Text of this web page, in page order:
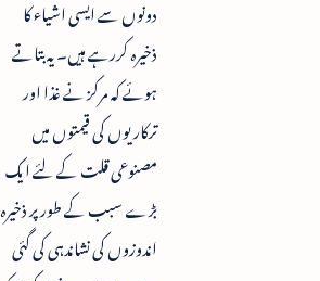
دونوں سے ایسی اشیاء کا
ذخیرہ کررہے ہیں۔ یہ بتاتے
ہوئے کہ مرکز نے غذا اور
ترکاریوں کی قیمتوں میں
مصنوعی قلت کے لئے ایک
بڑے سبب کے طور پر ذخیرہ
اندوزوں کی نشاندہی کی گئی